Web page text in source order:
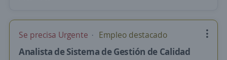
Se precisa Urgente Empleo destacado
Analista de Sistema de Gestión de Calidad